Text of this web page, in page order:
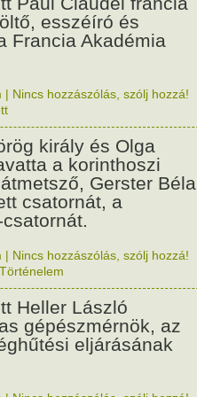
esszéíró és
Francia Akadémia
| Nincs hozzászólás, szólj hozzá!
király és Olga
a korinthoszi
Gerster Béla
csatornát, a
| Nincs hozzászólás, szólj hozzá!
Történelem
Heller László
gépészmérnök, az
eljárásának